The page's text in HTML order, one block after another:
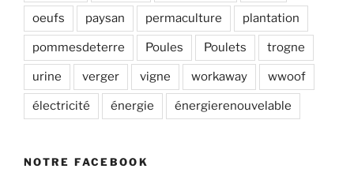
oeufs paysan permaculture plantation
pommesdeterre Poules Poulets trogne
urine verger vigne workaway wwoof
électricité énergie énergierenouvelable
NOTRE FACEBOOK